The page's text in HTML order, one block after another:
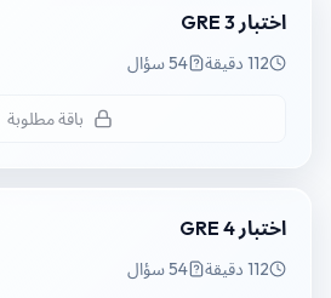
اختبار GRE 3
112 دقيقة 54 سؤال
باقة مطلوبة
اختبار GRE 4
112 دقيقة 54 سؤال